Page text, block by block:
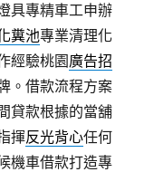
具專精車工申辦
糞池專業清理化
經驗桃園廣告招
。借款流程方案
貸款根據的當舖
揮反光背心任何
機車借款打造專